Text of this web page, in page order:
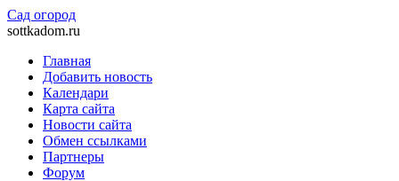
Сад огород
sottkadom.ru
Главная
Добавить новость
Календари
Карта сайта
Новости сайта
Обмен ссылками
Партнеры
Форум